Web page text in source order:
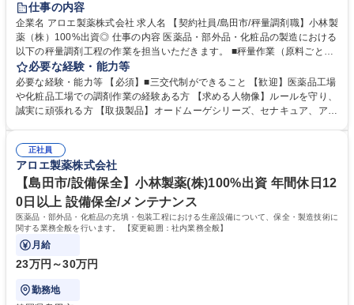
仕事の内容
企業名 アロエ製薬株式会社 求人名 【契約社員/島田市/秤量調剤職】小林製
薬（株）100%出資◎ 仕事の内容 医薬品・部外品・化粧品の製造における
以下の秤量調剤工程の作業を担当いただきます。 ■秤量作業（原料ごとに
指定重量を量り取る作業） ■調剤作業（手順に従い原料調合する作業） ■
調剤設備の操作･調整･メンテナンス ■調剤後のタンクの洗浄 ■棚にある原
材料の在庫管理･棚卸 ■その他各種製造書類の作成（作業記録書など）及
び、その他秤量調剤作業に付随する業務全般 募集職種 【契約社員/島田市/
必要な経験・能力等
必要な経験・能力等 【必須】■三交代制ができること 【歓迎】医薬品工場
や化粧品工場での調剤作業の経験ある方 【求める人物像】ルールを守り、
誠実に頑張れる方 【取扱製品】オードムーゲシリーズ、セナキュア、アッ
正社員
アロエ製薬株式会社
【島田市/設備保全】小林製薬(株)100%出資 年間休日12
0日以上 設備保全/メンテナンス
医薬品・部外品・化粧品の充填・包装工程における生産設備について、保全・製造技術に
関する業務全般を行います。 【変更範囲：社内業務全般】
月給
23万円～30万円
勤務地